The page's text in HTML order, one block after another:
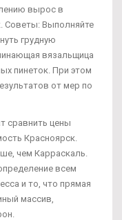
вырос в
Советы: Выполняйте
грудную
вязальщица
пинеток. При этом
от мер по
сравнить цены
Красноярск.
чем Карраскаль.
всем
и то, что прямая
массив,